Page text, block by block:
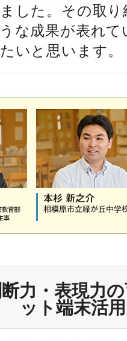
した。その取
な成果が表れ
いと思います。
力・表現力
ット端末活